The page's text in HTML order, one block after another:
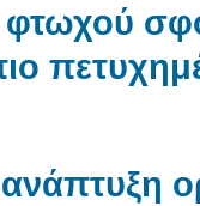
φτωχού
ανάπτυξη